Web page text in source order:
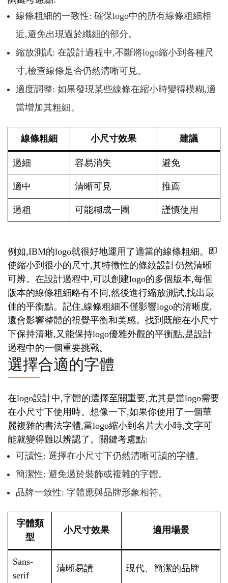
線條粗細的一致性: 確保logo中的所有線條粗細相
近,避免出現過於纖細的部分。
縮放測試: 在設計過程中,不斷將logo縮小到各種尺
寸,檢查線條是否仍然清晰可見。
適度調整: 如果發現某些線條在縮小時變得模糊,適
當增加其粗細。
線條粗細 小尺寸效果 建議
過細 容易消失 避免
適中 清晰可見 推薦
過粗 可能糊成一團 謹慎使用
例如,IBM的logo就很好地運用了適當的線條粗細。即
使縮小到很小的尺寸,其特徵性的條紋設計仍然清晰
可辨。在設計過程中,可以創建logo的多個版本,每個
版本的線條粗細略有不同,然後進行縮放測試,找出最
佳的平衡點。記住,線條粗細不僅影響logo的清晰度,
還會影響整體的視覺平衡和美感。找到既能在小尺寸
下保持清晰,又能保持logo優雅外觀的平衡點,是設計
過程中的一個重要挑戰。
選擇合適的字體
在logo設計中,字體的選擇至關重要,尤其是當logo需要
在小尺寸下使用時。想像一下,如果你使用了一個華
麗複雜的書法字體,當logo縮小到名片大小時,文字可
能就變得難以辨認了。關鍵考慮點:
可讀性: 選擇在小尺寸下仍然清晰可讀的字體。
簡潔性: 避免過於裝飾或複雜的字體。
品牌一致性: 字體應與品牌形象相符。
字體類
型
小尺寸效果 適用場景
Sans-
serif
清晰易讀 現代、簡潔的品牌